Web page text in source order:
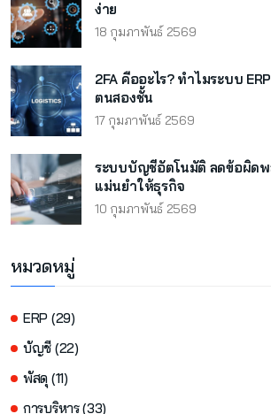
ง่าย
18 กุมภาพันธ์ 2569
2FA คืออะไร? ทำไมระบบ
ตนสองชั้น
17 กุมภาพันธ์ 2569
ระบบบัญชีอัตโนมัติ ลดข้อผิดพ
แม่นยำให้ธุรกิจ
10 กุมภาพันธ์ 2569
หมวดหมู่
ERP (29)
บัญชี (22)
พัสดุ (11)
การบริหาร (33)